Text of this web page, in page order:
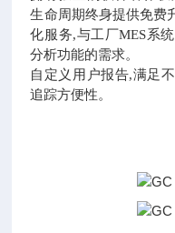
生命周期终身提供免费
化服务,与工厂MES系
分析功能的需求。
自定义用户报告,满足
追踪方便性。